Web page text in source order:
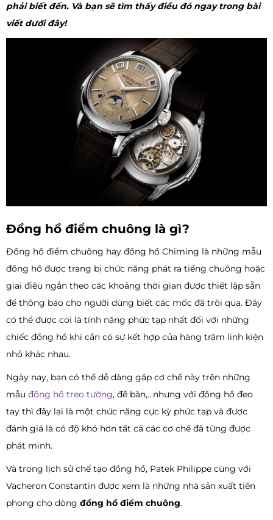
phải biết đến. Và bạn sẽ tìm thấy điều đó ngay trong bài
viết dưới đây!
Đồng hồ điểm chuông là gì?
Đồng hồ điểm chuông hay đồng hồ Chiming là những mẫu
đồng hồ được trang bị chức năng phát ra tiếng chuông hoặc
giai điệu ngắn theo các khoảng thời gian được thiết lập sẵn
để thông báo cho người dùng biết các mốc đã trôi qua. Đây
có thể được coi là tính năng phức tạp nhất đối với những
chiếc đồng hồ khi cần có sự kết hợp của hàng trăm linh kiện
nhỏ khác nhau.
Ngày nay, bạn có thể dễ dàng gặp cơ chế này trên những
mẫu đồng hồ treo tường, để bàn,...nhưng với đồng hồ đeo
tay thì đây lại là một chức năng cực kỳ phức tạp và được
đánh giá là có độ khó hơn tất cả các cơ chế đã từng được
phát minh.
Và trong lịch sử chế tạo đồng hồ, Patek Philippe cùng với
Vacheron Constantin được xem là những nhà sản xuất tiên
phong cho dòng đồng hồ điểm chuông.